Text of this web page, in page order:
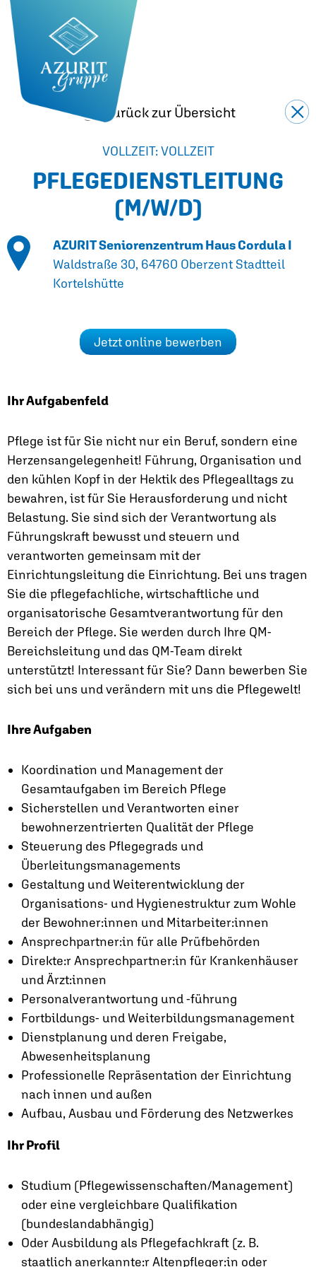
Zurück zur Übersicht
VOLLZEIT: VOLLZEIT
PFLEGEDIENSTLEITUNG
(M/W/D)
AZURIT Seniorenzentrum Haus Cordula I
Waldstraße 30, 64760 Oberzent Stadtteil
Kortelshütte
Jetzt online bewerben
Ihr Aufgabenfeld
Pflege ist für Sie nicht nur ein Beruf, sondern eine
Herzensangelegenheit! Führung, Organisation und
den kühlen Kopf in der Hektik des Pflegealltags zu
bewahren, ist für Sie Herausforderung und nicht
Belastung. Sie sind sich der Verantwortung als
Führungskraft bewusst und steuern und
verantworten gemeinsam mit der
Einrichtungsleitung die Einrichtung. Bei uns tragen
Sie die pflegefachliche, wirtschaftliche und
organisatorische Gesamtverantwortung für den
Bereich der Pflege. Sie werden durch Ihre QM-
Bereichsleitung und das QM-Team direkt
unterstützt! Interessant für Sie? Dann bewerben Sie
sich bei uns und verändern mit uns die Pflegewelt!
Ihre Aufgaben
Koordination und Management der
Gesamtaufgaben im Bereich Pflege
Sicherstellen und Verantworten einer
bewohnerzentrierten Qualität der Pflege
Steuerung des Pflegegrads und
Überleitungsmanagements
Gestaltung und Weiterentwicklung der
Organisations- und Hygienestruktur zum Wohle
der Bewohner:innen und Mitarbeiter:innen
Ansprechpartner:in für alle Prüfbehörden
Direkte:r Ansprechpartner:in für Krankenhäuser
und Ärzt:innen
Personalverantwortung und -führung
Fortbildungs- und Weiterbildungsmanagement
Dienstplanung und deren Freigabe,
Abwesenheitsplanung
Professionelle Repräsentation der Einrichtung
nach innen und außen
Aufbau, Ausbau und Förderung des Netzwerkes
Ihr Profil
Studium (Pflegewissenschaften/Management)
oder eine vergleichbare Qualifikation
(bundeslandabhängig)
Oder Ausbildung als Pflegefachkraft (z. B.
staatlich anerkannte:r Altenpfleger:in oder